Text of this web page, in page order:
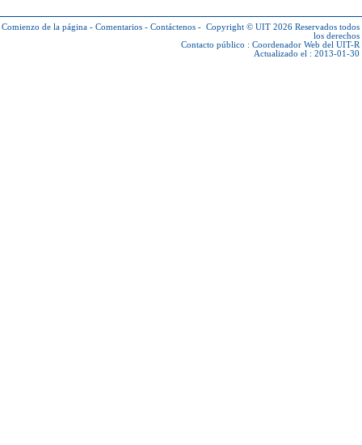
Comienzo de la página - Comentarios - Contáctenos - Copyright © UIT 2026 Reservados todos
los derechos
Contacto público : Coordenador Web del UIT-R
Actualizado el : 2013-01-30